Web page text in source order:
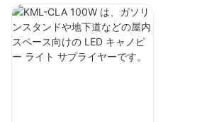
照明アプリケーショ
ン向けの LED ハイ
ベイ ライト サプラ